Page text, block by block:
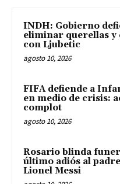
INDH: Gobierno
eliminar querellas y
con Ljubetic
agosto 10, 2026
FIFA defiende a
en medio de crisis:
complot
agosto 10, 2026
Rosario blinda
último adiós al
Lionel Messi